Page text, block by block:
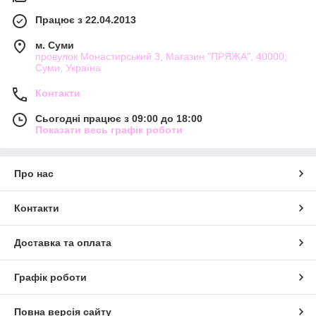
Працює з 22.04.2013
м. Суми
провулок Монастирський 3, Магазин "ПРЯЖА", 40000,
Суми, Україна
Контакти
Сьогодні працює з 09:00 до 18:00
Показати весь графік роботи
Про нас
Контакти
Доставка та оплата
Графік роботи
Повна версія сайту